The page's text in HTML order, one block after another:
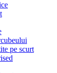
pe scurt